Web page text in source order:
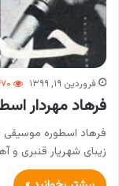
فروردین ۱۹, ۱۳۹۹
فرهاد مهردار
فرهاد اسطوره موسیقی
زیبای شهریار قنبری و